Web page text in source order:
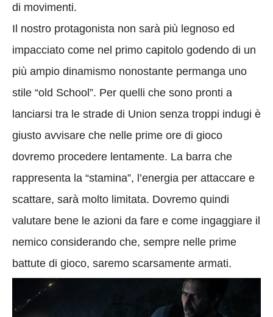
di movimenti.
Il nostro protagonista non sarà più legnoso ed
impacciato come nel primo capitolo godendo di un
più ampio dinamismo nonostante permanga uno
stile “old School”. Per quelli che sono pronti a
lanciarsi tra le strade di Union senza troppi indugi è
giusto avvisare che nelle prime ore di gioco
dovremo procedere lentamente. La barra che
rappresenta la “stamina”, l’energia per attaccare e
scattare, sarà molto limitata. Dovremo quindi
valutare bene le azioni da fare e come ingaggiare il
nemico considerando che, sempre nelle prime
battute di gioco, saremo scarsamente armati.